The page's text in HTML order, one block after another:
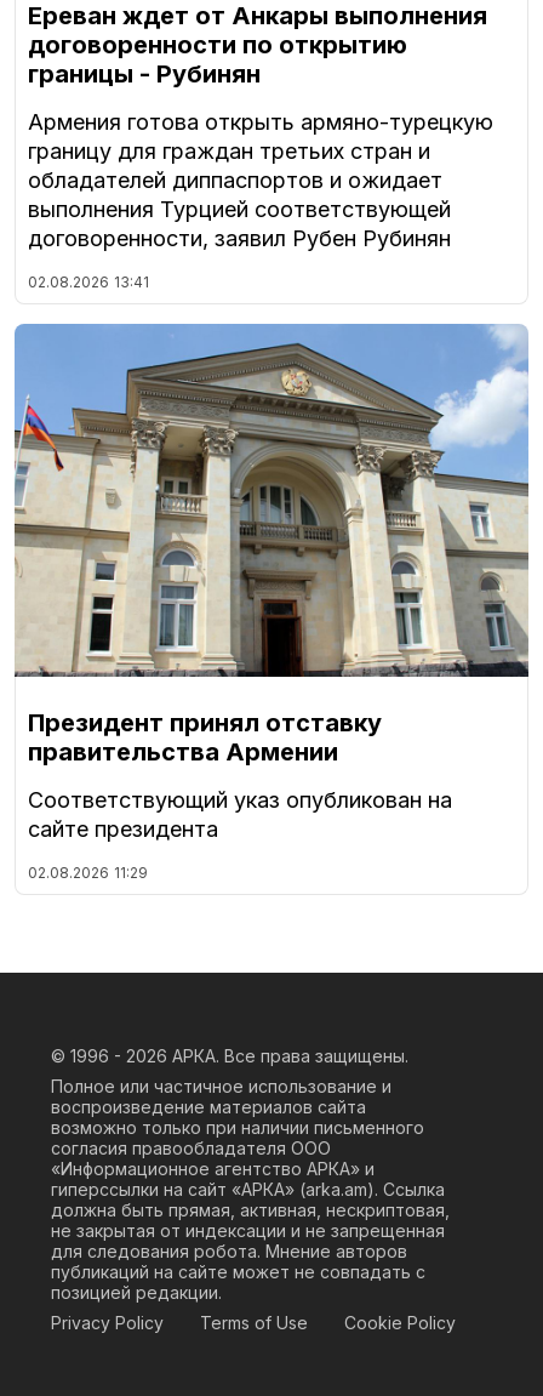
Ереван ждет от Анкары выполнения
договоренности по открытию
границы - Рубинян
Армения готова открыть армяно-турецкую
границу для граждан третьих стран и
обладателей диппаспортов и ожидает
выполнения Турцией соответствующей
договоренности, заявил Рубен Рубинян
02.08.2026 13:41
Президент принял отставку
правительства Армении
Соответствующий указ опубликован на
сайте президента
02.08.2026 11:29
© 1996 - 2026 АРКА. Все права защищены.
Полное или частичное использование и
воспроизведение материалов сайта
возможно только при наличии письменного
согласия правообладателя ООО
«Информационное агентство АРКА» и
гиперссылки на сайт «АРКА» (arka.am). Ссылка
должна быть прямая, активная, нескриптовая,
не закрытая от индексации и не запрещенная
для следования робота. Мнение авторов
публикаций на сайте может не совпадать с
позицией редакции.
Privacy Policy
Terms of Use Cookie Policy